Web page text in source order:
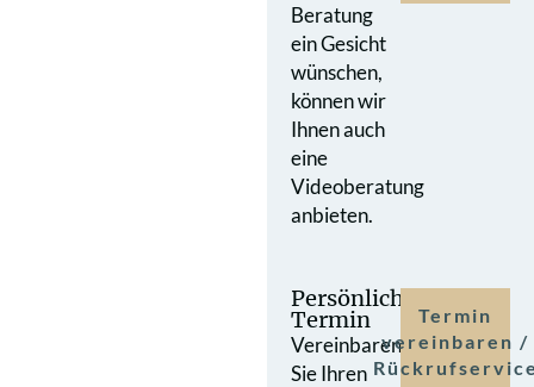
Beratung
ein Gesicht
wünschen,
können wir
Ihnen auch
eine
Videoberatung
anbieten.
Persönlicher
Termin
Vereinbaren
Sie Ihren
Termin
vereinbaren /